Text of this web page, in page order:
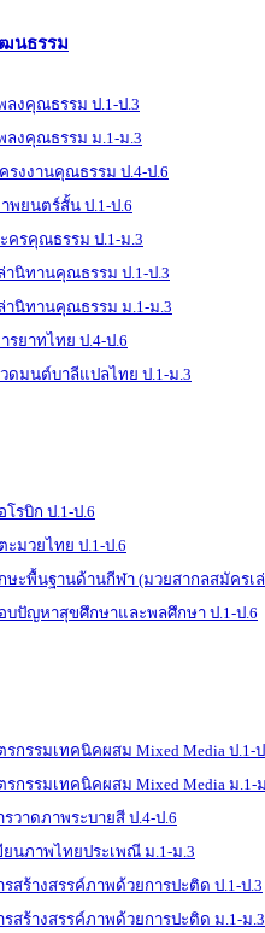
นธรรม
ลงคุณธรรม ป.1-ป.3
ลงคุณธรรม ม.1-ม.3
รงงานคุณธรรม ป.4-ป.6
พยนตร์สั้น ป.1-ป.6
ครคุณธรรม ป.1-ม.3
านิทานคุณธรรม ป.1-ป.3
านิทานคุณธรรม ม.1-ม.3
รยาทไทย ป.4-ป.6
ดมนต์บาลีแปลไทย ป.1-ม.3
รบิก ป.1-ป.6
มวยไทย ป.1-ป.6
ะพื้นฐานด้านกีฬา (มวยสากลสมัครเล่
บปัญหาสุขศึกษาและพลศึกษา ป.1-ป.6
กรรมเทคนิคผสม Mixed Media ป.1-ป
กรรมเทคนิคผสม Mixed Media ม.1-
วาดภาพระบายสี ป.4-ป.6
นภาพไทยประเพณี ม.1-ม.3
สร้างสรรค์ภาพด้วยการปะติด ป.1-ป.3
สร้างสรรค์ภาพด้วยการปะติด ม.1-ม.3